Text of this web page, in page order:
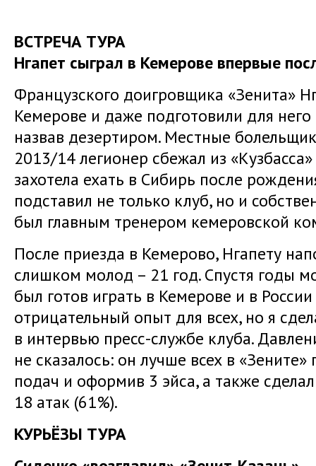
ВСТРЕЧА ТУРА
Нгапет сыграл в Кемерове впервые
Французского доигровщика «Зенита»
Кемерове и даже подготовили для
назвав дезертиром. Местные
2013/14 легионер сбежал из
захотела ехать в Сибирь после
подставил не только клуб, но и
был главным тренером кемеровской
После приезда в Кемерово, Нгапету
слишком молод – 21 год. Спустя годы
был готов играть в Кемерове и в
отрицательный опыт для всех, но я
в интервью пресс-службе клуба.
не сказалось: он лучше всех в
подач и оформив 3 эйса, а также
18 атак (61%).
КУРЬЁЗЫ ТУРА